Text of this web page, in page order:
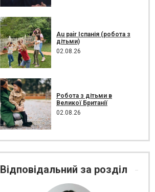
Au pair Іспанія (робота з
дітьми)
02.08.26
Робота з дітьми в
Великої Британії
02.08.26
Відповідальний за розділ